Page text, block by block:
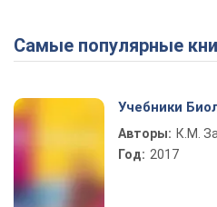
Самые популярные
Учебники
Авторы: К.М.
Год: 2017